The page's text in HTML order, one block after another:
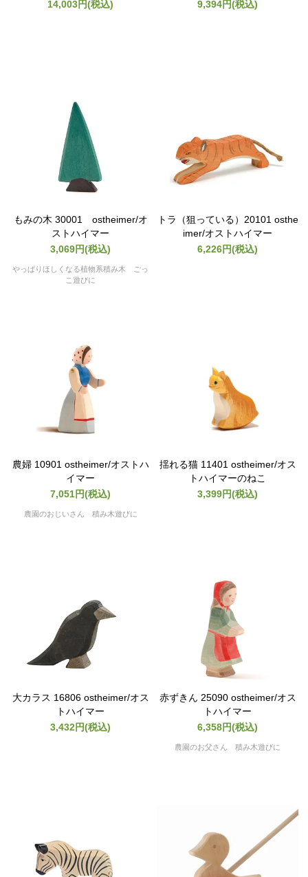
14,003円(税込) 9,394円(税込)
もみの木 30001 ostheimer/オ
ストハイマー
3,069円(税込)
やっぱりほしくなる植物系積み木 ごっ
こ遊びに
トラ（狙っている）20101 osthe
imer/オストハイマー
6,226円(税込)
農婦 10901 ostheimer/オストハ
イマー
7,051円(税込)
農園のおじいさん 積み木遊びに
揺れる猫 11401 ostheimer/オス
トハイマーのねこ
3,399円(税込)
大カラス 16806 ostheimer/オス
トハイマー
3,432円(税込)
赤ずきん 25090 ostheimer/オス
トハイマー
6,358円(税込)
農園のお父さん 積み木遊びに